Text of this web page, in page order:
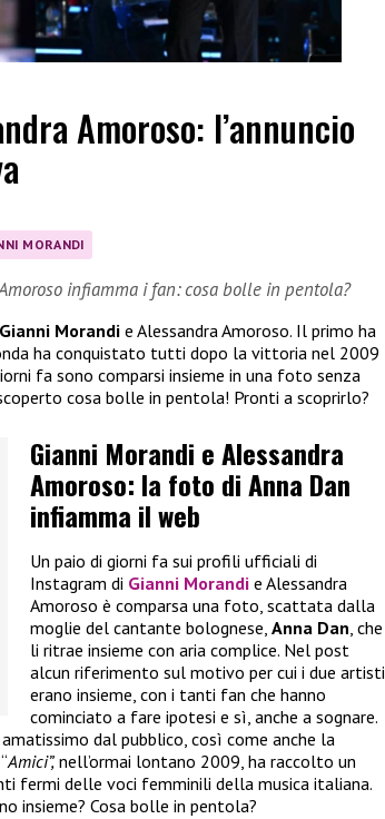
Amoroso: l’annuncio
MORANDI
infiamma i fan: cosa bolle in pentola?
Gianni Morandi e Alessandra Amoroso. Il primo ha
ha conquistato tutti dopo la vittoria nel 2009
fa sono comparsi insieme in una foto senza
cosa bolle in pentola! Pronti a scoprirlo?
Gianni Morandi e Alessandra
Amoroso: la foto di Anna Dan
infiamma il web
Un paio di giorni fa sui profili ufficiali di
Instagram di Gianni Morandi e Alessandra
Amoroso è comparsa una foto, scattata dalla
moglie del cantante bolognese, Anna Dan, che
li ritrae insieme con aria complice. Nel post
alcun riferimento sul motivo per cui i due artisti
erano insieme, con i tanti fan che hanno
cominciato a fare ipotesi e sì, anche a sognare.
dal pubblico, così come anche la
Amici”, nell’ormai lontano 2009, ha raccolto un
fermi delle voci femminili della musica italiana.
insieme? Cosa bolle in pentola?